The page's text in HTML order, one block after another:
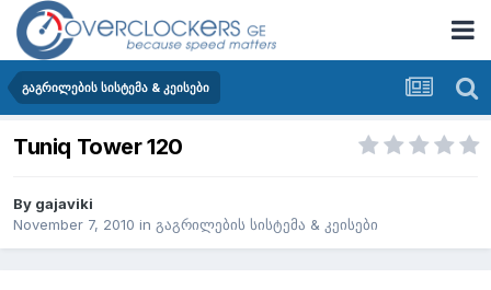
გაგრილების სისტემა & კეისები
Tuniq Tower 120
By gajaviki
November 7, 2010 in გაგრილების სისტემა & კეისები